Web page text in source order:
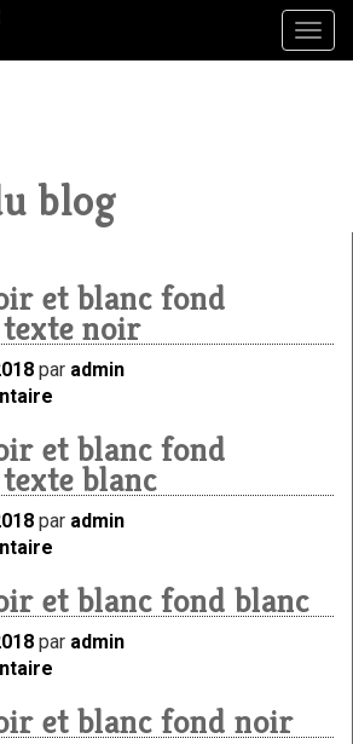
blog
et blanc fond
noir
par admin
et blanc fond
blanc
par admin
et blanc fond blanc
par admin
et blanc fond noir